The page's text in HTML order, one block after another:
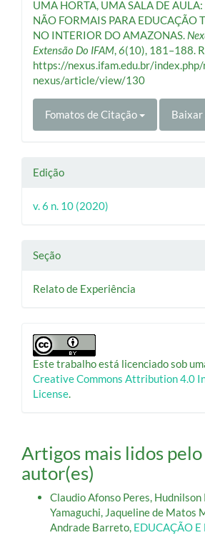
UMA HORTA, UMA SALA DE
NÃO FORMAIS PARA EDUCAÇÃO
NO INTERIOR DO AMAZONAS.
Extensão Do IFAM 6(10), 181–188.
https://nexus.ifam.edu.br/
nexus/article/view/130
Fomatos de Citação Baixar
Edição
v. 6 n. 10 (2020)
Seção
Relato de Experiência
Este trabalho está licenciado sob
Creative Commons Attribution 4.0
License
Artigos mais lidos pelo
autor(es)
Claudio Afonso Peres, Hudnilson
Yamaguchi, Jaqueline de Matos
Andrade Barreto, EDUCAÇÃO